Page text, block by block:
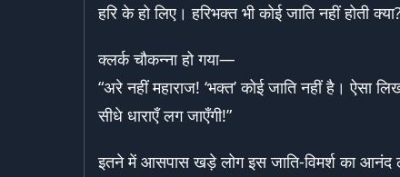
हरि के हो लिए। हरिभक्त भी कोई जाति नहीं होती
क्लर्क चौकन्ना हो गया—
“अरे नहीं महाराज! ‘भक्त’ कोई जाति नहीं है। ऐसा
सीधे धाराएँ लग जाएँगी!”
इतने में आसपास खड़े लोग इस जाति-विमर्श का